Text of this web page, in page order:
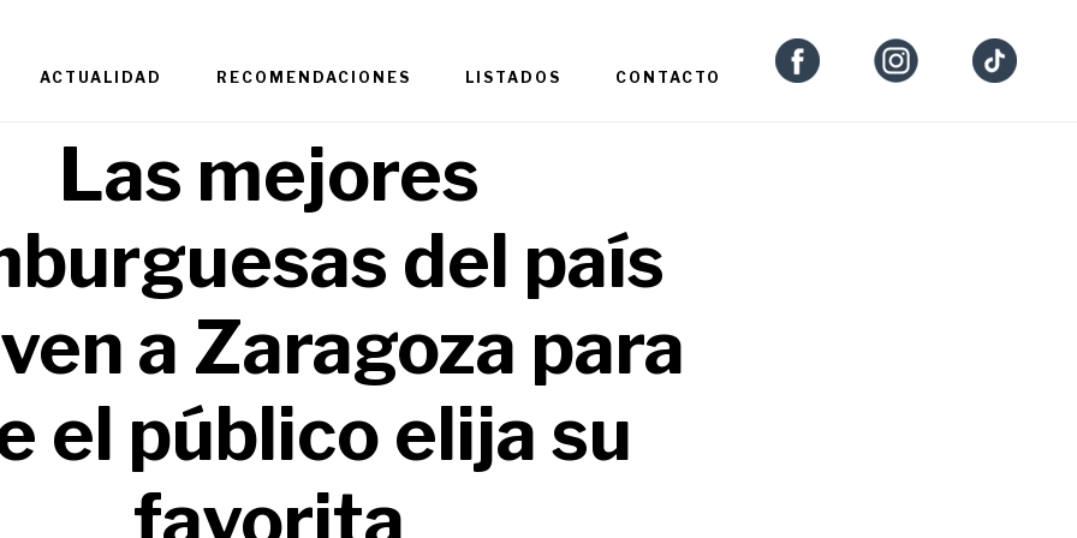
ACTUALIDAD RECOMENDACIONES LISTADOS CONTACTO
Las mejores
del país
a Zaragoza para
el público elija su